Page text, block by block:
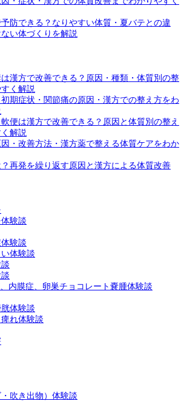
防できる？なりやすい体質・夏バテとの違
い体づくりを解説
漢方で改善できる？原因・種類・体質別の整
く解説
期症状・関節痛の原因・漢方での整え方をわ
便は漢方で改善できる？原因と体質別の整え
解説
・改善方法・漢方薬で整える体質ケアをわか
再発を繰り返す原因と漢方による体質改善
験談
験談
体験談
内膜症、卵巣チョコレート嚢腫体験談
体験談
れ体験談
吹き出物）体験談